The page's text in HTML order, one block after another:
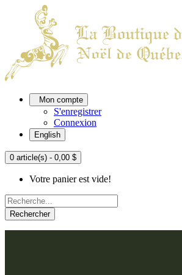
Mon compte
S'enregistrer
Connexion
English
0 article(s) - 0,00 $
Votre panier est vide!
Rechercher